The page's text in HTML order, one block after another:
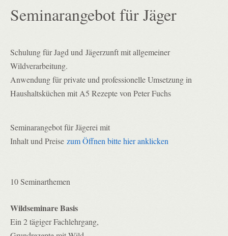
Seminarangebot für Jäger
Schulung für Jagd und Jägerzunft mit allgemeiner
Wildverarbeitung.
Anwendung für private und professionelle Umsetzung in
Haushaltsküchen mit A5 Rezepte von Peter Fuchs
Seminarangebot für Jägerei mit
Inhalt und Preise zum Öffnen bitte hier anklicken
10 Seminarthemen
Wildseminare Basis
Ein 2 tägiger Fachlehrgang,